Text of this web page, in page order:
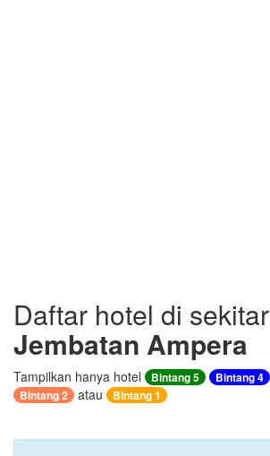
Daftar hotel di sekitar
Jembatan Ampera
Tampilkan hanya hotel Bintang 5 Bintang 4
Bintang 2
atau Bintang 1